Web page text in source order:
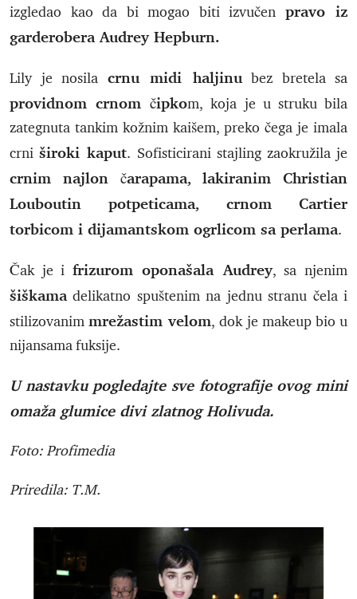
izgledao kao da bi mogao biti izvučen pravo iz
garderobera Audrey Hepburn.
Lily je nosila crnu midi haljinubez bretela sa
providnom crnom čipkom, koja je u struku bila
zategnuta tankim kožnim kaišem, preko čega je imala
crniširoki kaput. Sofisticirani stajling zaokružila je
crnim najlon čarapama, lakiranim Christian
Louboutin potpeticama, crnom Cartier
torbicom i dijamantskom ogrlicom sa perlama.
Čak je i frizurom oponašala Audrey, sa njenim
šiškamadelikatno spuštenim na jednu stranu čela i
stilizovanimmrežastim velom, dok je makeup bio u
nijansama fuksije.
U nastavku pogledajte sve fotografije ovog mini
omaža glumice divi zlatnog Holivuda.
Foto: Profimedia
Priredila: T.M.